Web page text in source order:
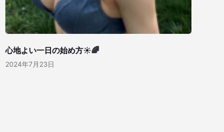
心地よい一日の始め方☀️🌈
2024年7月23日